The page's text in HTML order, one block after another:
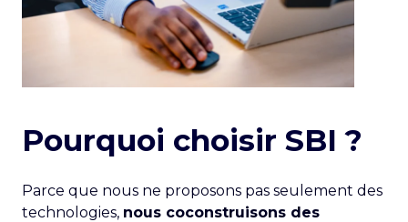
Pourquoi choisir SBI ?
Parce que nous ne proposons pas seulement des
technologies, nous coconstruisons des